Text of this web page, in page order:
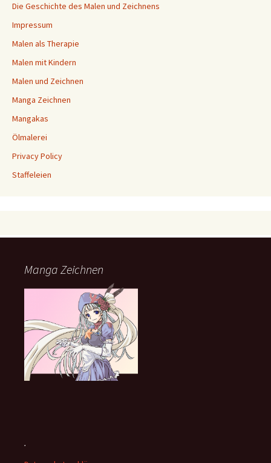
Die Geschichte des Malen und Zeichnens
Impressum
Malen als Therapie
Malen mit Kindern
Malen und Zeichnen
Manga Zeichnen
Mangakas
Ölmalerei
Privacy Policy
Staffeleien
Manga Zeichnen
.